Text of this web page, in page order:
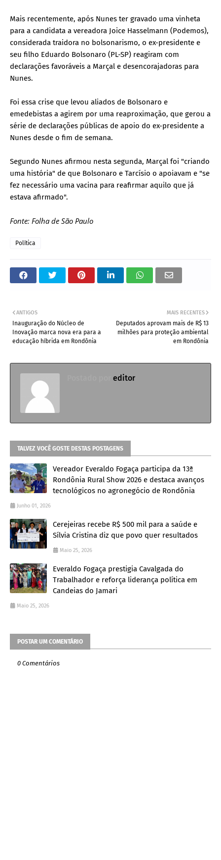
Mais recentemente, após Nunes ter gravado uma vinheta
para a candidata a vereadora Joice Hasselmann (Podemos),
considerada traidora no bolsonarismo, o ex-presidente e
seu filho Eduardo Bolsonaro (PL-SP) reagiram com
declarações favoráveis a Marçal e desencorajadoras para
Nunes.
Foi essa crise que levou aliados de Bolsonaro e
emedebistas a agirem por uma reaproximação, que gerou a
série de declarações públicas de apoio do ex-presidente a
Nunes desde o fim de semana.
Segundo Nunes afirmou nesta segunda, Marçal foi "criando
uma história" de que Bolsonaro e Tarcísio o apoiavam e "se
fez necessário uma vacina para reafirmar aquilo que já
estava afirmado".
Fonte: Folha de São Paulo
Política
MAIS RECENTES
Deputados aprovam mais de R$ 13
milhões para proteção ambiental
em Rondônia
ANTIGOS
Inauguração do Núcleo de
Inovação marca nova era para a
educação híbrida em Rondônia
editor
TALVEZ VOCÊ GOSTE DESTAS POSTAGENS
Vereador Everaldo Fogaça participa da 13ª
Rondônia Rural Show 2026 e destaca avanços
tecnológicos no agronegócio de Rondônia
Junho 01, 2026
Cerejeiras recebe R$ 500 mil para a saúde e
Sílvia Cristina diz que povo quer resultados
Maio 25, 2026
Everaldo Fogaça prestigia Cavalgada do
Trabalhador e reforça liderança política em
Candeias do Jamari
Maio 25, 2026
POSTAR UM COMENTÁRIO
0 Comentários